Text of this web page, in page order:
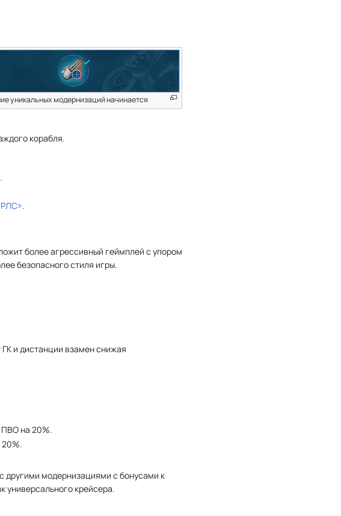
уникальных модернизаций начинается
корабля.
.
более агрессивный геймплей с упором
безопасного стиля игры.
и дистанции взамен снижая
ПВО на 20%.
другими модернизациями с бонусами к
универсального крейсера.